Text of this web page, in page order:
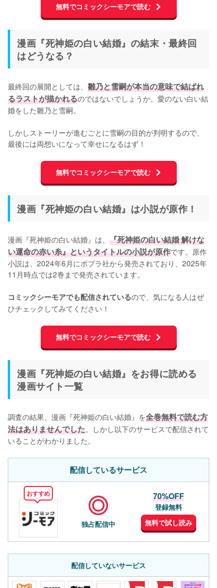
無料でコミックシーモアで読む
漫画『死神姫の白い結婚』の結末・最終回
はどうなる？
最終回の展開としては、 雛乃と雪嗣が本当の意味で結ばれ
るラストが描かれるのではないでしょうか。愛のない白い結
婚をした雛乃と雪嗣。
しかしストーリーが進むごとに雪嗣の目的が判明するので、
最後には両想いになって幸せになるはず！
無料でコミックシーモアで読む
漫画『死神姫の白い結婚』は小説が原作！
漫画『死神姫の白い結婚』は、 『死神姫の白い結婚 解けな
い運命の赤い糸』というタイトルの小説が原作です。原作
小説は、2024年6月にポプラ社から発売されており、2025年
11月時点では2巻まで発売されています。
コミックシーモアでも配信されているので、気になる人はぜ
ひチェックしてみてください！
無料でコミックシーモアで読む
漫画『死神姫の白い結婚』をお得に読める
漫画サイト一覧
調査の結果、漫画『死神姫の白い結婚』を全巻無料で読む方
法はありませんでした。しかし以下のサービスで配信されて
いることがわかりました。
配信しているサービス
おすすめ
独占配信中
70%OFF
登録無料
無料で試し読み
配信していないサービス